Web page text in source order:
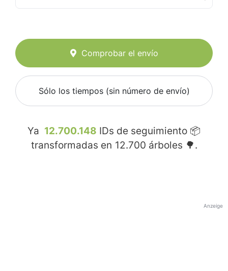
Comprobar el envío
Sólo los tiempos (sin número de envío)
Ya 12.700.148 IDs de seguimiento 📦
transformadas en 12.700 árboles 🌳.
Anzeige